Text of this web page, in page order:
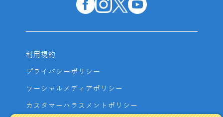
利用規約
プライバシーポリシー
ソーシャルメディアポリシー
カスタマーハラスメントポリシー